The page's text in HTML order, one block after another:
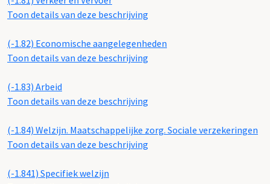
Toon details van deze beschrijving
(-1.82) Economische aangelegenheden
Toon details van deze beschrijving
(-1.83) Arbeid
Toon details van deze beschrijving
(-1.84) Welzijn. Maatschappelijke zorg. Sociale verzekeringen
Toon details van deze beschrijving
(-1.841) Specifiek welzijn